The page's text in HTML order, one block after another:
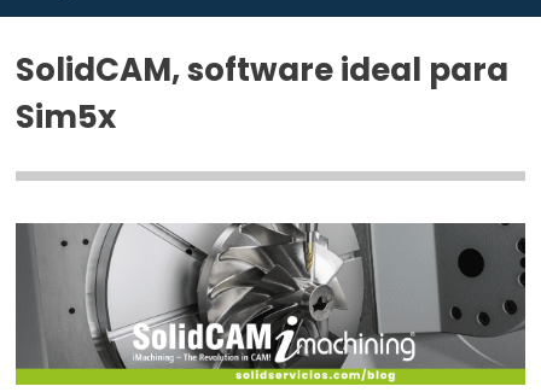
SolidCAM, software ideal para
Sim5x